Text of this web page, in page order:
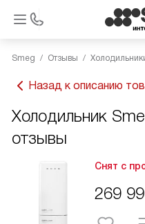
Smeg Отзывы
Назад к описанию
Холодильник
отзывы
Снят с
269